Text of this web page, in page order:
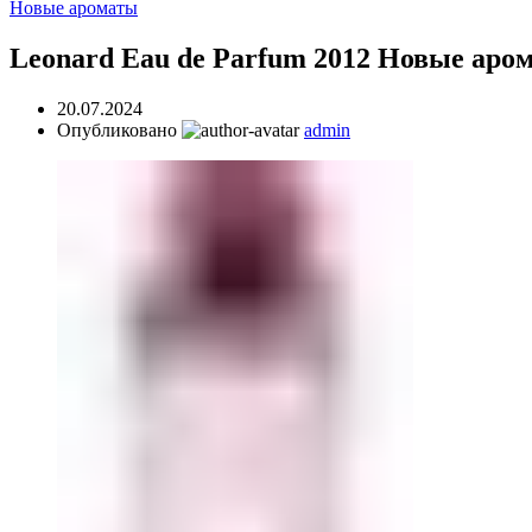
Новые ароматы
Leonard Eau de Parfum 2012 Новые
20.07.2024
Опубликовано
admin